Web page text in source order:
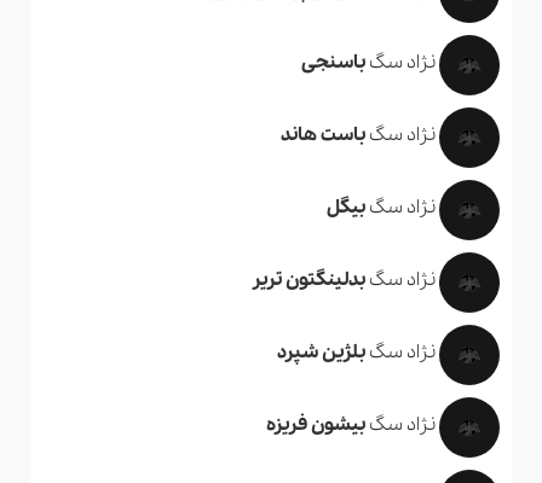
نژاد سگباسنجی
نژاد سگباست هاند
نژاد سگبیگل
نژاد سگبدلینگتون تریر
نژاد سگبلژین شپرد
نژاد سگبیشون فریزه